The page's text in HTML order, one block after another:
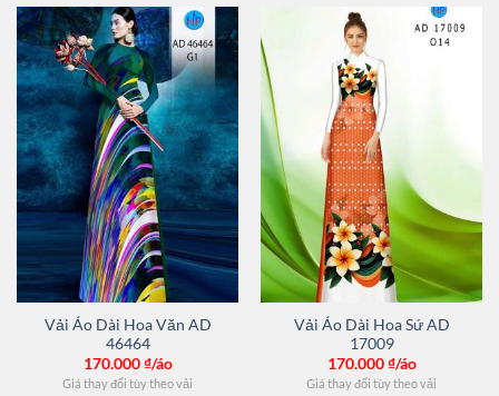
Vải Áo Dài Hoa Văn AD
46464
170.000₫/áo
Giá thay đổi tùy theo vải
Vải Áo Dài Hoa Sứ AD
17009
170.000₫/áo
Giá thay đổi tùy theo vải